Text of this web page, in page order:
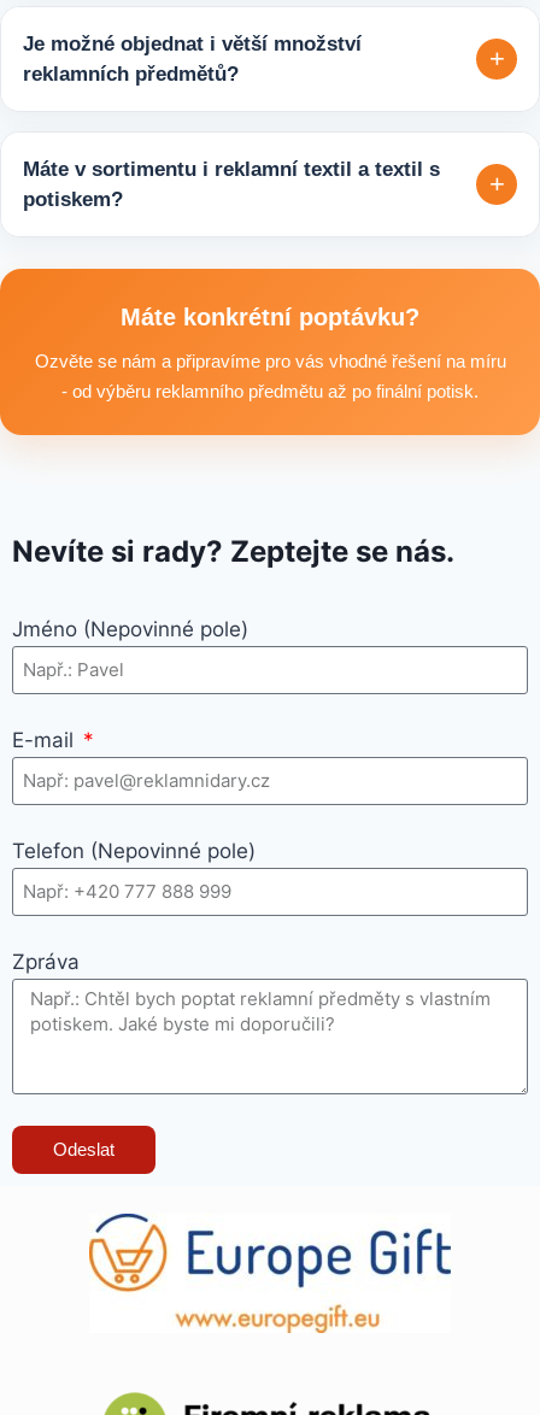
počtem kusů a představou o potisku. Následně si s vámi
upřesníme doplňující detaily, doporučíme vhodné varianty
Je možné objednat i větší množství
reklamních předmětů?
+
tisíců kusů pro firmy, eventy, gastro provozy nebo dlouhodobé
reklamní kampaně. Připravíme ideální řešení podle rozpočtu,
Máte v sortimentu i reklamní textil a textil s
potiskem?
+
textilní produkty vhodné pro branding, promo akce i firemní
Máte konkrétní poptávku?
Ozvěte se nám a připravíme pro vás vhodné řešení na míru
- od výběru reklamního předmětu až po finální potisk.
Nevíte si rady? Zeptejte se nás.
Jméno (Nepovinné pole)
E-mail
Telefon (Nepovinné pole)
Zpráva
Odeslat